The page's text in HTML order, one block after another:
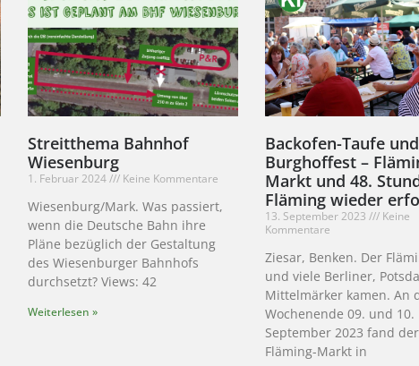
Streitthema Bahnhof
Wiesenburg
1. Februar 2024 Keine Kommentare
Wiesenburg/Mark. Was passiert,
wenn die Deutsche Bahn ihre
Pläne bezüglich der Gestaltung
des Wiesenburger Bahnhofs
durchsetzt? Views: 42
Weiterlesen »
Backofen-Taufe und
Burghoffest –
Markt und 48.
Fläming wieder
13. September 2023
Keine
Kommentare
Ziesar, Benken. Der
und viele Berliner,
Mittelmärker kamen. An
Wochenende 09. und 10.
September 2023 fand
Fläming-Markt in